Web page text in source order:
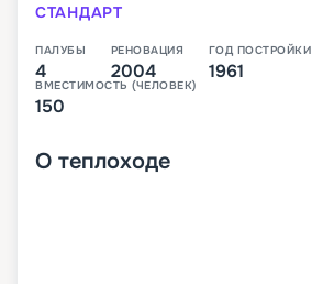
СТАНДАРТ
ПАЛУБЫ
4
РЕНОВАЦИЯ
2004
ГОД ПОСТРОЙКИ
1961
ВМЕСТИМОСТЬ (ЧЕЛОВЕК)
150
О теплоходе